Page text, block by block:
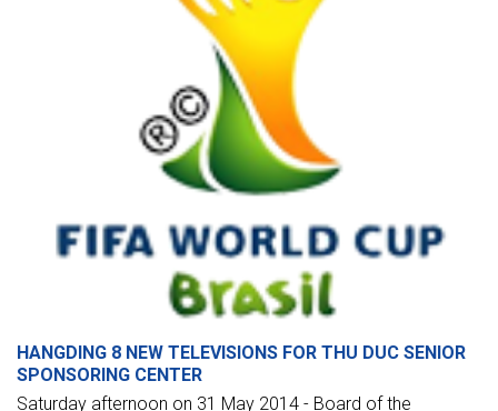
HANGDING 8 NEW TELEVISIONS FOR THU DUC SENIOR
SPONSORING CENTER
Saturday afternoon on 31 May 2014 - Board of the